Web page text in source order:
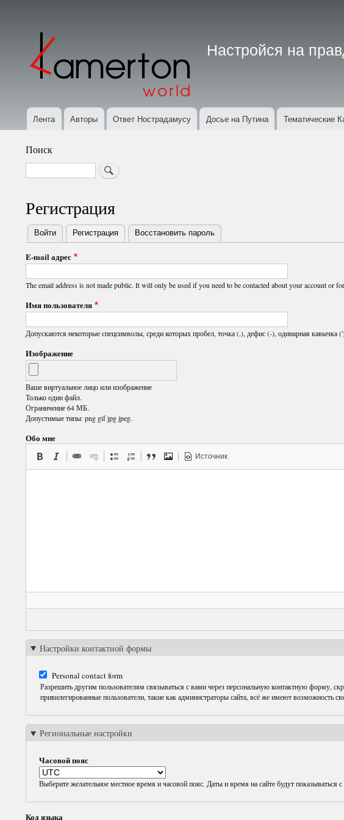
учётной
записи
пользователя
Настройся на
Основная
Лента Авторы Ответ Нострадамусу Досье на Путина Тематические
Поиск
Search
Регистрация
Primary
tabs
Войти Регистрация (активная вкладка)
Восстановить пароль
E-mail адрес
The email address is not made public. It will only be used if you need to be contacted about your account or
Имя пользователя
Допускаются некоторые спецсимволы, среди которых пробел, точка (.), дефис (-), одинарная кавычка
Изображение
Ваше виртуальное лицо или изображение
Только один файл.
Ограничение 64 МБ.
Допустимые типы: png gif jpg jpeg.
Обо мне
Источник
Настройки контактной формы
Personal contact form
Разрешить другим пользователям связываться с вами через персональную контактную форму,
привилегированные пользователи, такие как администраторы сайта, всё же имеют возможность
Региональные настройки
Часовой пояс
Выберите желательное местное время и часовой пояс. Даты и время на сайте будут показываться
Код языка